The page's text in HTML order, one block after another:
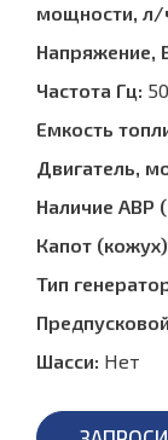
мощности, л/
Напряжение,
Частота Гц: 50
Емкость
Двигатель,
Наличие АВР
Капот
Тип
Шасси: Нет